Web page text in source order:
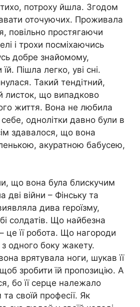
потроху йшла. Згодом
оточуючих. Проживала
повільно простягаючи
і трохи посміхаючись
добре знайомому,
Пішла легко, уві сні.
Такий тендітний,
листок, що випадково
життя. Вона не любила
однолітки давно були в
здавалося, що вона
акуратною бабусею,
що вона була блискучим
дві війни – Фінську та
дива rероїзму,
солдатів. Що найбезна
це її робота. Що нагороди
одного боку жакету.
врятувала ноги, шукав її
зробити їй пропозицію. А
бо її серце належало
своїй професії. Як